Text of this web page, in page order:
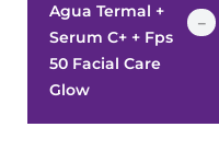
Agua Termal +
Serum C+ + Fps
50 Facial Care
Glow
－